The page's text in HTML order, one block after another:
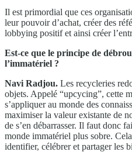
Il est primordial que ces
leur pouvoir d’achat, créer des
lobbying positif et ainsi créer
Est-ce que le principe de
l’immatériel ?
Navi Radjou. Les recycleries
objets. Appelé “upcycing”, cette
s’appliquer au monde des
maximiser la valeur existante de
de s’en débarrasser. Il faut donc
monde immatériel plus sobre.
identifier, célébrer et partager les